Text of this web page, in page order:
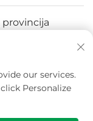
provincija
our services.
Personalize